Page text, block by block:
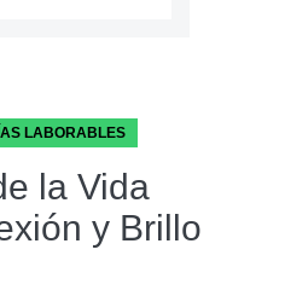
LABORABLES
la Vida
y Brillo